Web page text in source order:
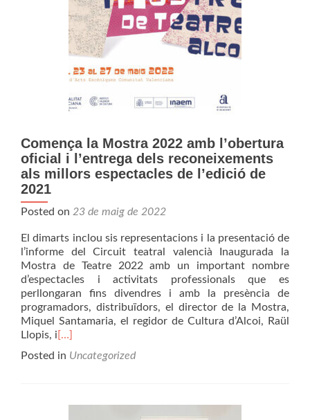
Comença la Mostra 2022 amb l’obertura
oficial i l’entrega dels reconeixements
als millors espectacles de l’edició de
2021
Posted on 23 de maig de 2022
El dimarts inclou sis representacions i la presentació de
l’informe del Circuit teatral valencià Inaugurada la
Mostra de Teatre 2022 amb un important nombre
d’espectacles i activitats professionals que es
perllongaran fins divendres i amb la presència de
programadors, distribuïdors, el director de la Mostra,
Miquel Santamaria, el regidor de Cultura d’Alcoi, Raül
Llopis, i […]
Posted in Uncategorized